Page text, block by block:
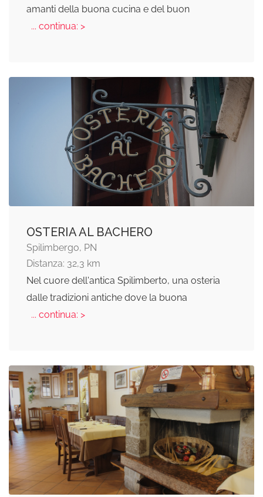
amanti della buona cucina e del buon
... continua: >
OSTERIA AL BACHERO
Spilimbergo, PN
Distanza: 32,3 km
Nel cuore dell'antica Spilimberto, una osteria
dalle tradizioni antiche dove la buona
... continua: >